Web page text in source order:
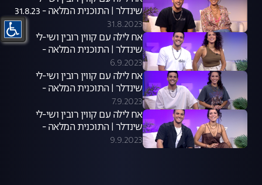
שינדלר | התוכנית המלאה - 31.8.23
31.8.2023
אח לילה עם קווין רובין ושי-לי
שינדלר | התוכנית המלאה -
06.09.23
6.9.2023
אח לילה עם קווין רובין ושי-לי
שינדלר | התוכנית המלאה -
07.09.23
7.9.2023
אח לילה עם קווין רובין ושי-לי
שינדלר | התוכנית המלאה -
09.09.23
9.9.2023